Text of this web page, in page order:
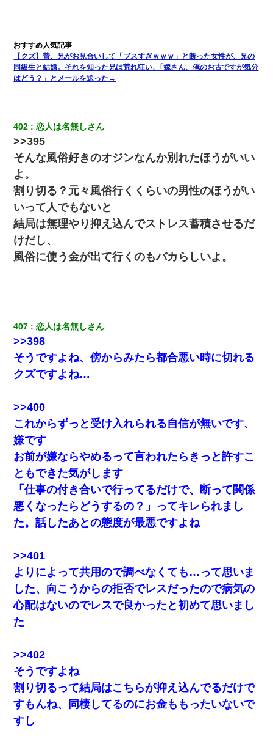
小2の頃、妹と昼寝してたら家が火事になってて気づくと逃げ場が
なかった。妹を抱き締めて「ﾀﾋんじゃうよ」って泣いてたら…
【衝撃】嫁父の会社に勤続１０年、手取り１４万 → 俺「２２万も
らえる会社から誘われた。転職したい」義父「クビ！（激怒」嫁
「離婚！（激怒」
嫁が弁護士を連れてきて「悪いと思うなら慰謝料を払って離婚し
ろ」→ 俺「完全に恐喝になってますね」「お前、これが詐欺だっ
て知ってる？」
医者「糖尿病で余命1年です」 ワイ「知らんわｗどうせ死ぬなら
食べる量増やすわｗ」→結果ｗｗｗｗｗ
嫁が涙声で『会いたいね』とか言っているのが聞こえた。俺「こ
んな時間に誰と電話してんの？」嫁「ごめんなさい…！（大号
泣」俺（キターー）→
ケーキバイキングにいた単独の50くらいのオッサン、強烈だっ
転職先が決まったので退職の意思を伝えたら。上司「無責任」
「簡単には辞めさせない」私（どうせ辞めるし…）→ 思いっきり
反論をしてみた
姉旦那の友達「ほんとのパパだよ～」私のお腹を触ってほざく。
→思わず手を叩いて振り払ったら…
【衝撃】ヤンキー女に「サせて」って言った結果
【ワロタ】姉から「肉食系14才、乳丸出し、毛はうっすら生えか
け」というタイトルで画像が送られてきた
【GJ!】会社から帰宅中、広い駐車場にエンジンかけっ放しの車を
発見。しかも「ヒィ～」みたいな声も聞こえてきたので気になっ
ミスした新人(
って言ったら・・・
私「まとめ買いして冷凍ストックしてる」Ａ「ずるい！クレク
レ！」私「なんでよ」Ａ「ケーチ！バーカ！」→ 後日、Ａ旦那が
凸してきた
【クズ】昔、兄がお見合いして「ブスすぎｗｗｗ」と断った女性が、兄の
同級生と結婚。それを知った兄は荒れ狂い、｢嫁さん、俺のお古ですが気分
はどう？」とメールを送った→
402 恋人は名無しさん
>>395
そんな風俗好きのオジンなんか別れたほうがいい
よ。
割り切る？元々風俗行くくらいの男性のほうがい
いって人でもないと
結局は無理やり抑え込んでストレス蓄積させるだ
けだし、
風俗に使う金が出て行くのもバカらしいよ。
407 恋人は名無しさん
>>398
そうですよね、傍からみたら都合悪い時に切れる
クズですよね…
>>400
これからずっと受け入れられる自信が無いです、
嫌です
お前が嫌ならやめるって言われたらきっと許すこ
ともできた気がします
「仕事の付き合いで行ってるだけで、断って関係
悪くなったらどうするの？」ってキレられまし
た。話したあとの態度が最悪ですよね
>>401
よりによって共用ので調べなくても…って思いま
した、向こうからの拒否でレスだったので病気の
心配はないのでレスで良かったと初めて思いまし
た
>>402
そうですよね
割り切るって結局はこちらが抑え込んでるだけで
すもんね、同棲してるのにお金ももったいないで
すし